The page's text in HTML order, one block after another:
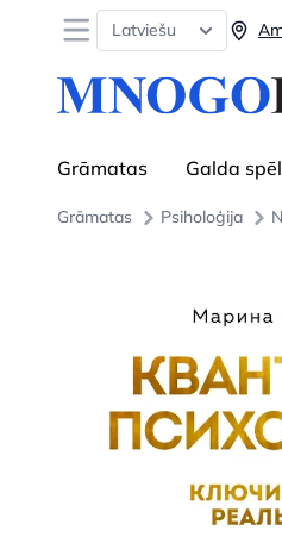
Open menu
Latviešu
Grāmatas Galda
Grāmatas Psiholoģija